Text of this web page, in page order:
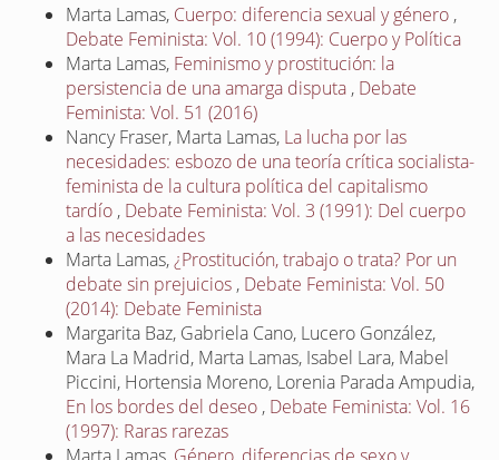
Marta Lamas, Cuerpo: diferencia sexual y género ,
Debate Feminista: Vol. 10 (1994): Cuerpo y Política
Marta Lamas, Feminismo y prostitución: la
persistencia de una amarga disputa , Debate
Feminista: Vol. 51 (2016)
Nancy Fraser, Marta Lamas, La lucha por las
necesidades: esbozo de una teoría crítica socialista-
feminista de la cultura política del capitalismo
tardío , Debate Feminista: Vol. 3 (1991): Del cuerpo
a las necesidades
Marta Lamas,¿Prostitución, trabajo o trata? Por un
debate sin prejuicios , Debate Feminista: Vol. 50
(2014): Debate Feminista
Margarita Baz, Gabriela Cano, Lucero González,
Mara La Madrid, Marta Lamas, Isabel Lara, Mabel
Piccini, Hortensia Moreno, Lorenia Parada Ampudia,
En los bordes del deseo , Debate Feminista: Vol. 16
(1997): Raras rarezas